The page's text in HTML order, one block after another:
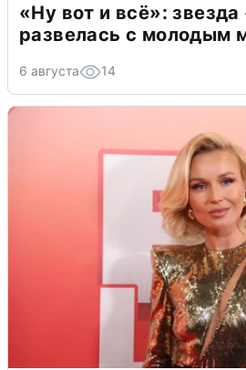
«Ну вот и всё»:
развелась с молодым
6 августа 14